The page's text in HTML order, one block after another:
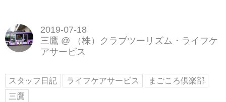
2019-07-18
三鷹 @
（株）クラブツーリズム・ライフケ
アサービス
スタッフ日記 ライフケアサービス
まごころ倶楽部
三鷹